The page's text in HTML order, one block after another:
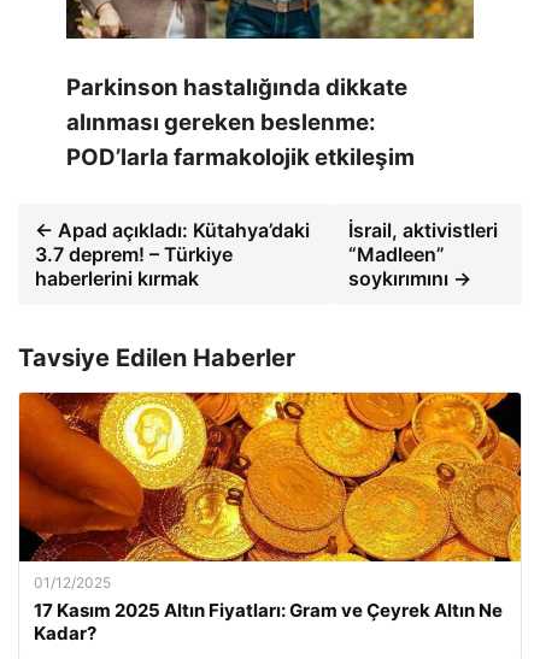
Parkinson hastalığında dikkate
alınması gereken beslenme:
POD’larla farmakolojik etkileşim
← Apad açıkladı: Kütahya’daki
3.7 deprem! – Türkiye
haberlerini kırmak
İsrail, aktivistleri
“Madleen”
soykırımını →
Tavsiye Edilen Haberler
01/12/2025
17 Kasım 2025 Altın Fiyatları: Gram ve Çeyrek Altın Ne
Kadar?